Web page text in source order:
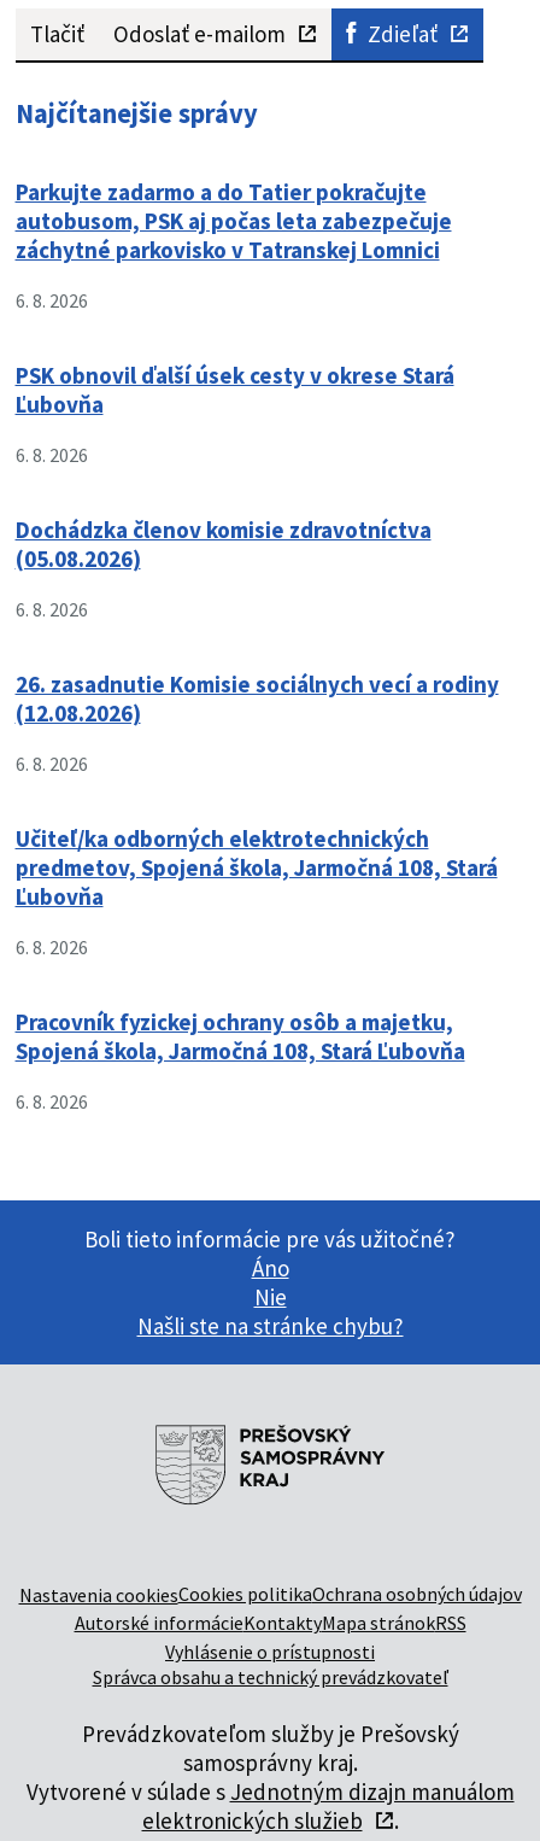
Tlačiť Odoslať e-mailom Zdieľať
Najčítanejšie správy
Parkujte zadarmo a do Tatier pokračujte
autobusom, PSK aj počas leta zabezpečuje
záchytné parkovisko v Tatranskej Lomnici
6. 8. 2026
PSK obnovil ďalší úsek cesty v okrese Stará
Ľubovňa
6. 8. 2026
Dochádzka členov komisie zdravotníctva
(05.08.2026)
6. 8. 2026
26. zasadnutie Komisie sociálnych vecí a rodiny
(12.08.2026)
6. 8. 2026
Učiteľ/ka odborných elektrotechnických
predmetov, Spojená škola, Jarmočná 108, Stará
Ľubovňa
6. 8. 2026
Pracovník fyzickej ochrany osôb a majetku,
Spojená škola, Jarmočná 108, Stará Ľubovňa
6. 8. 2026
Boli tieto informácie pre vás užitočné?
Áno
Nie
Našli ste na stránke chybu?
Nastavenia cookiesCookies politikaOchrana osobných údajov
Autorské informácieKontaktyMapa stránokRSS
Vyhlásenie o prístupnosti
Správca obsahu a technický prevádzkovateľ
Prevádzkovateľom služby je Prešovský
samosprávny kraj.
Vytvorené v súlade s Jednotným dizajn manuálom
elektronických služieb
.